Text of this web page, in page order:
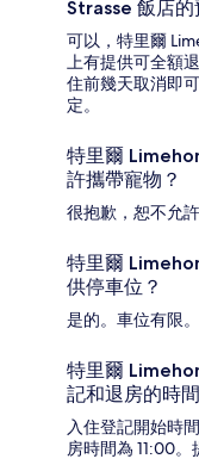
Strasse 飯店的
可以，特里爾
上有提供可全額
住前幾天取消即
定。
特里爾
許攜帶寵物？
很抱歉，恕不允許
特里爾
供停車位？
是的。車位有限。
特里爾
記和退房的時
入住登記開始時
房時間為 11:00。